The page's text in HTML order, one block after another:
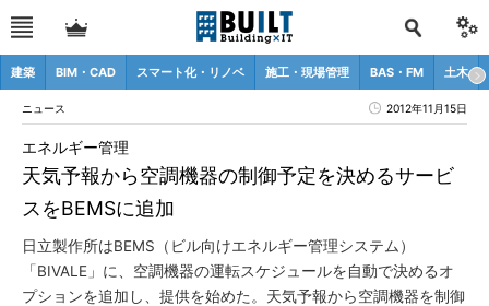
建築 BIM・CAD スマート化・リノベ 施工・現場管理 BAS・FM 土木
ニュース 2012年11月15日
天気予報から空調機器の制御予定を決めるサービ
スをBEMSに追加
エネルギー管理
日立製作所はBEMS（ビル向けエネルギー管理システム）
「BIVALE」に、空調機器の運転スケジュールを自動で決めるオ
プションを追加し、提供を始めた。天気予報から空調機器を制御